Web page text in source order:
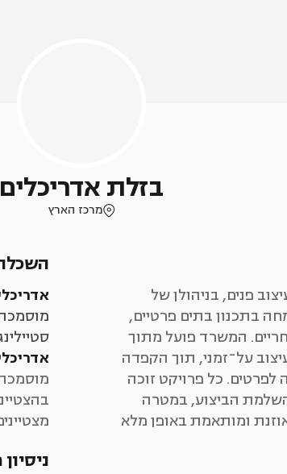
בזלת אדריכלים
מרכז הארץ
פנים, בניהולן של
בתכנון בתים פרטיים,
המשרד פועל מתוך
על־זמני, תוך הקפדה
לפרטים. כל פרויקט זוכה
הביצוע, במטרה
ומותאמת באופן מלא